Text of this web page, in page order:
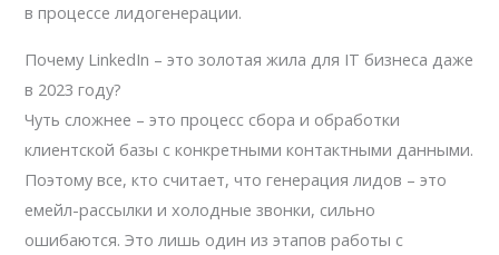
в процессе лидогенерации.
Почему LinkedIn – это золотая жила для IT бизнеса даже
в 2023 году?
Чуть сложнее – это процесс сбора и обработки
клиентской базы с конкретными контактными данными.
Поэтому все, кто считает, что генерация лидов – это
емейл-рассылки и холодные звонки, сильно
ошибаются. Это лишь один из этапов работы с